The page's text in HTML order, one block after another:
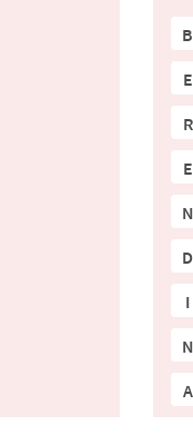
B
E
R
E
N
D
I
N
A